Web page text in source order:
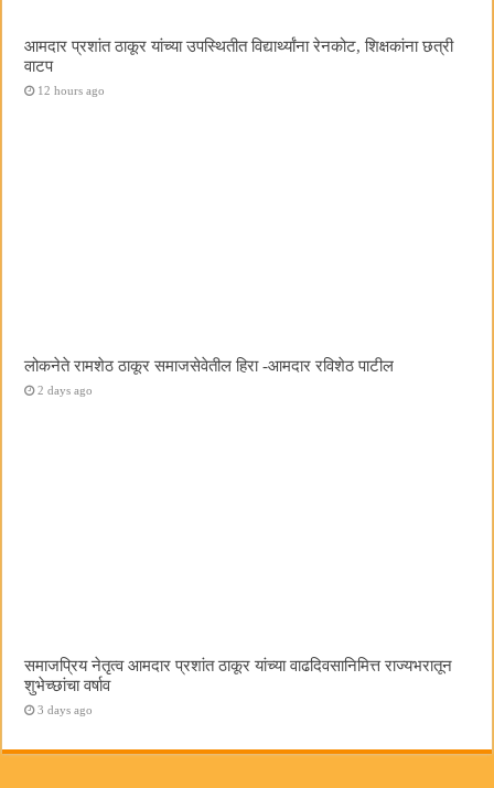
आमदार प्रशांत ठाकूर यांच्या उपस्थितीत विद्यार्थ्यांना रेनकोट, शिक्षकांना छत्री
वाटप
12 hours ago
लोकनेते रामशेठ ठाकूर समाजसेवेतील हिरा -आमदार रविशेठ पाटील
2 days ago
समाजप्रिय नेतृत्व आमदार प्रशांत ठाकूर यांच्या वाढदिवसानिमित्त राज्यभरातून
शुभेच्छांचा वर्षाव
3 days ago